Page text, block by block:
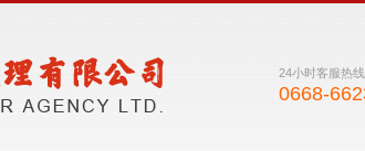
24小时客服热线
0668-